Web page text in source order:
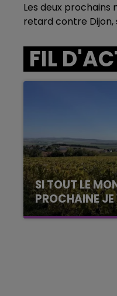
Les deux
retard contre
FIL
SI TOUT LE
PROCHAINE
La vendange en
6 août dans la